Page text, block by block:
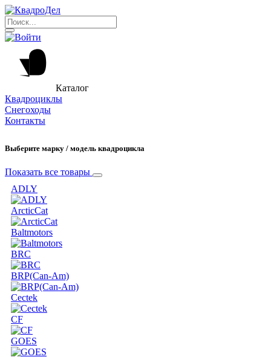
Каталог
Квадроциклы
Снегоходы
Контакты
Выберите марку / модель квадроцикла
Показать все товары
ADLY
ArcticCat
Baltmotors
BRC
BRP(Can-Am)
Cectek
CF
GOES